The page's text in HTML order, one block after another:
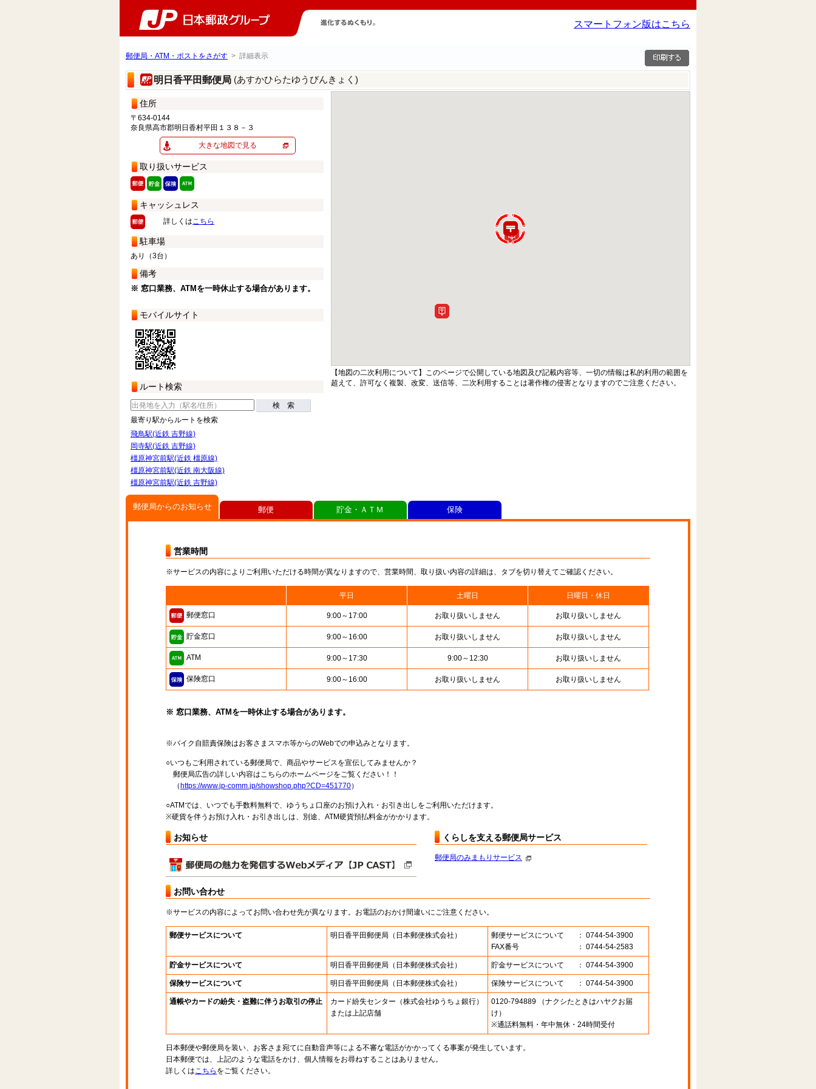
スマートフォン版はこちら
郵便局・ATM・ポストをさがす > 詳細表示
明日香平田郵便局 (あすかひらたゆうびんきょく)
住所
〒634-0144
奈良県高市郡明日香村平田１３８－３
大きな地図で見る
取り扱いサービス
キャッシュレス
詳しくはこちら
駐車場
あり（3台）
備考
※ 窓口業務、ATMを一時休止する場合があります。
モバイルサイト
ルート検索
検 索
最寄り駅からルートを検索
飛鳥駅(近鉄 吉野線)
岡寺駅(近鉄 吉野線)
橿原神宮前駅(近鉄 橿原線)
橿原神宮前駅(近鉄 南大阪線)
橿原神宮前駅(近鉄 吉野線)
【地図の二次利用について】このページで公開している地図及び記載内容等、一切の情報は私的利用の範囲を
超えて、許可なく複製、改変、送信等、二次利用することは著作権の侵害となりますのでご注意ください。
郵便局からのお知らせ
営業時間
※サービスの内容によりご利用いただける時間が異なりますので、営業時間、取り扱い内容の詳細は、タブを切り替えてご確認ください。
平日 土曜日 日曜日・休日
郵便窓口 9:00～17:00 お取り扱いしません お取り扱いしません
貯金窓口 9:00～16:00 お取り扱いしません お取り扱いしません
ATM 9:00～17:30 9:00～12:30 お取り扱いしません
保険窓口 9:00～16:00 お取り扱いしません お取り扱いしません
※ 窓口業務、ATMを一時休止する場合があります。
※バイク自賠責保険はお客さまスマホ等からのWebでの申込みとなります。
○いつもご利用されている郵便局で、商品やサービスを宣伝してみませんか？
郵便局広告の詳しい内容はこちらのホームページをご覧ください！！
（ https://www.jp-comm.jp/showshop.php?CD=451770）
○ATMでは、いつでも手数料無料で、ゆうちょ口座のお預け入れ・お引き出しをご利用いただけます。
※硬貨を伴うお預け入れ・お引き出しは、別途、ATM硬貨預払料金がかかります。
お知らせ くらしを支える郵便局サービス
郵便局のみまもりサービス
お問い合わせ
※サービスの内容によってお問い合わせ先が異なります。お電話のおかけ間違いにご注意ください。
郵便サービスについて 明日香平田郵便局 （日本郵便株式会社） 郵便サービスについて
： 0744-54-3900
FAX番号
： 0744-54-2583
貯金サービスについて 明日香平田郵便局 （日本郵便株式会社） 貯金サービスについて ： 0744-54-3900
保険サービスについて 明日香平田郵便局 （日本郵便株式会社） 保険サービスについて ： 0744-54-3900
通帳やカードの紛失・盗難に伴うお取引の停止 カード紛失センター （株式会社ゆうちょ銀行）
または上記店舗
0120-794889 （ナクシたときはハヤクお届
け）
※通話料無料・年中無休・24時間受付
日本郵便や郵便局を装い、お客さま宛てに自動音声等による不審な電話がかかってくる事案が発生しています。
日本郵便では、上記のような電話をかけ、個人情報をお尋ねすることはありません。
詳しくはこちら をご覧ください。
郵便 貯金・ＡＴＭ 保険